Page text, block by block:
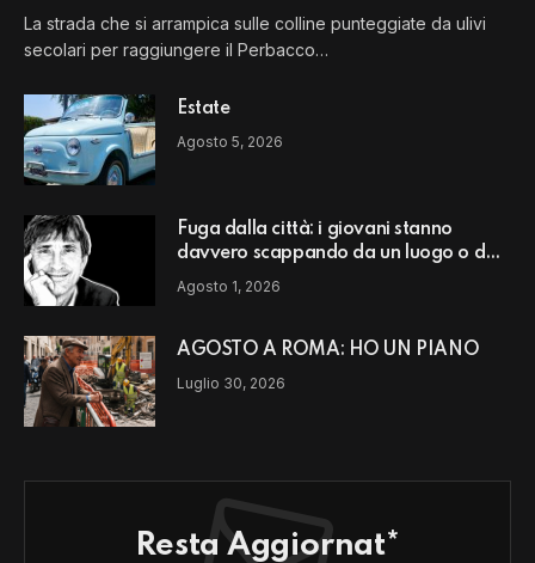
La strada che si arrampica sulle colline punteggiate da ulivi
secolari per raggiungere il Perbacco…
Estate
Agosto 5, 2026
Fuga dalla città: i giovani stanno
davvero scappando da un luogo o da
un modello di vita?
Agosto 1, 2026
AGOSTO A ROMA: HO UN PIANO
Luglio 30, 2026
Resta Aggiornat*